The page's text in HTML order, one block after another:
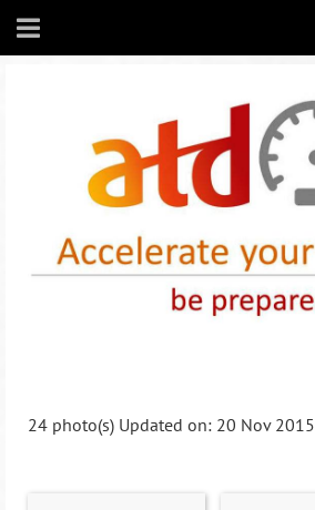
24 photo(s) Updated on: 20 Nov 2015